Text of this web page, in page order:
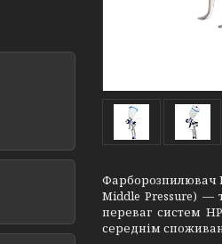
Фарборозпилювач
Middle Pressure) —
переваг систем
середнім